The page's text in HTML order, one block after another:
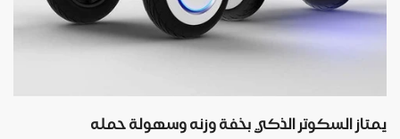
يمتاز السكوتر الذكي بخفة وزنه وسهولة حمله